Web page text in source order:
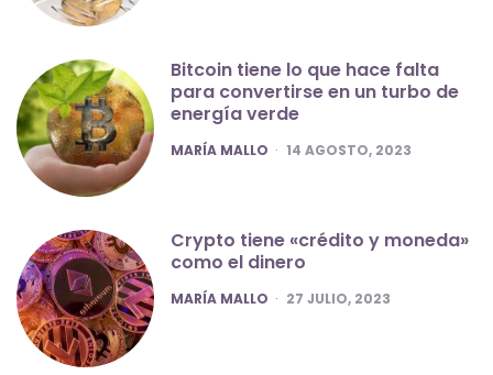
Bitcoin tiene lo que hace falta
para convertirse en un turbo de
energía verde
POSTED
MARÍA MALLO 14 AGOSTO, 2023
Crypto tiene «crédito y moneda»
como el dinero
POSTED
MARÍA MALLO 27 JULIO, 2023